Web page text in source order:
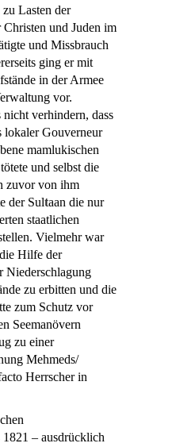
Lasten der
und Juden im
und Missbrauch
ging er mit
in der Armee
vor.
verhindern, dass
lokaler Gouverneur
mamlukischen
und selbst die
zuvor von ihm
der Sultaan die nur
staatlichen
Vielmehr war
Hilfe der
Niederschlagung
zu erbitten und die
zum Schutz vor
Seemanövern
zu einer
Mehmeds/
Herrscher in
– ausdrücklich